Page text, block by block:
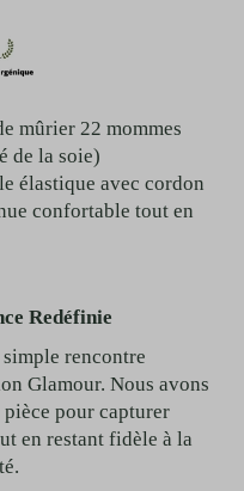
mûrier 22 mommes
de la soie)
élastique avec cordon
confortable tout en
Redéfinie
rencontre
Glamour. Nous avons
pour capturer
en restant fidèle à la